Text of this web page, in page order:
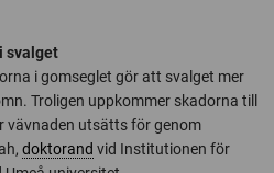
svalget
i gomseglet gör att svalget mer
Troligen uppkommer skadorna till
vävnaden utsätts för genom
doktorand vid Institutionen för